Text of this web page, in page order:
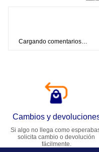
Tu nombre
Dirección de email
Cargando comentarios…
Cambios y
Si algo no llega como
solicita cambio o devolución
fácilmente.